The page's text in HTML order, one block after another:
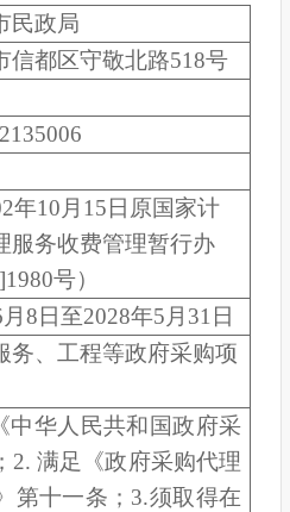
民政局
信都区守敬北路518号
年10月 15 日原国家计
服务收费管理暂行办
号）
月 8 日至2028年5月 31 日
务、工程等政府采购项
中华人民共和国政府采
2.满足
《政府采购代理
第十一条 ； 3.须取得在